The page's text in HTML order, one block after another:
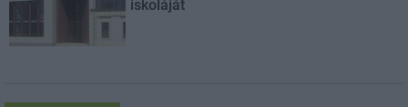
iskoláját